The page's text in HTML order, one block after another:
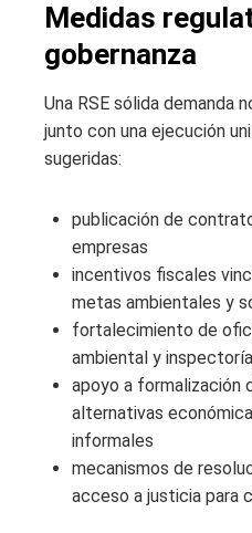
Medidas
gobernanza
Una RSE sólida demanda
junto con una ejecución
sugeridas:
publicación de
empresas
incentivos fiscales
metas ambientales y
fortalecimiento de
ambiental y
apoyo a formalización
alternativas
informales
mecanismos de
acceso a justicia para